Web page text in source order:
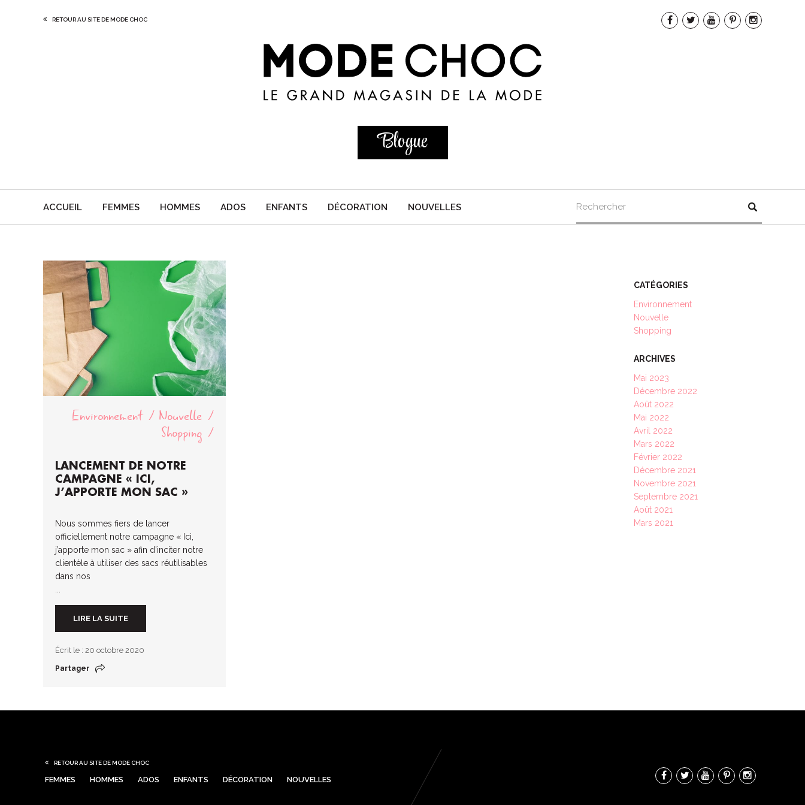
RETOUR AU SITE DE MODE CHOC
Blogue
ACCUEIL FEMMES HOMMES ADOS ENFANTS DÉCORATION NOUVELLES Rechercher
Environnement
Nouvelle
Shopping
LANCEMENT DE NOTRE
CAMPAGNE « ICI,
J’APPORTE MON SAC »
Nous sommes fiers de lancer
officiellement notre campagne « Ici,
j’apporte mon sac » afin d’inciter notre
clientèle à utiliser des sacs réutilisables
dans nos
LIRE LA SUITE
Écrit le : 20 octobre 2020
Partager
CATÉGORIES
Environnement
Nouvelle
Shopping
ARCHIVES
Mai 2023
Décembre 2022
Août 2022
Mai 2022
Avril 2022
Mars 2022
Février 2022
Décembre 2021
Novembre 2021
Septembre 2021
Août 2021
Mars 2021
RETOUR AU SITE DE MODE CHOC
FEMMES HOMMES ADOS ENFANTS DÉCORATION NOUVELLES